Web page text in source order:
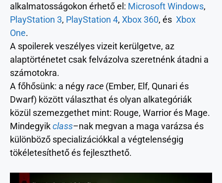
alkalmatosságokon érhető el: Microsoft Windows,
PlayStation 3, PlayStation 4, Xbox 360, és Xbox
One.
A spoilerek veszélyes vizeit kerülgetve, az
alaptörténetet csak felvázolva szeretnénk átadni a
számotokra.
A főhősünk: a négyrace (Ember, Elf, Qunari és
Dwarf) között választhat és olyan alkategóriák
közül szemezgethet mint: Rouge, Warrior és Mage.
Mindegyikclass–nak megvan a maga varázsa és
különböző specializációkkal a végtelenségig
tökéletesíthető és fejleszthető.